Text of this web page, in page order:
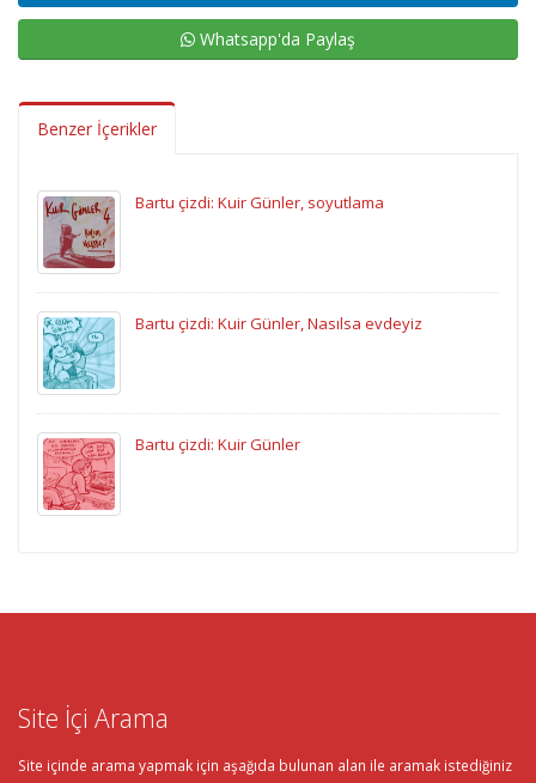
Whatsapp'da Paylaş
Benzer İçerikler
Bartu çizdi: Kuir Günler, soyutlama
Bartu çizdi: Kuir Günler, Nasılsa evdeyiz
Bartu çizdi: Kuir Günler
Site İçi Arama
Site içinde arama yapmak için aşağıda bulunan alan ile aramak istediğiniz